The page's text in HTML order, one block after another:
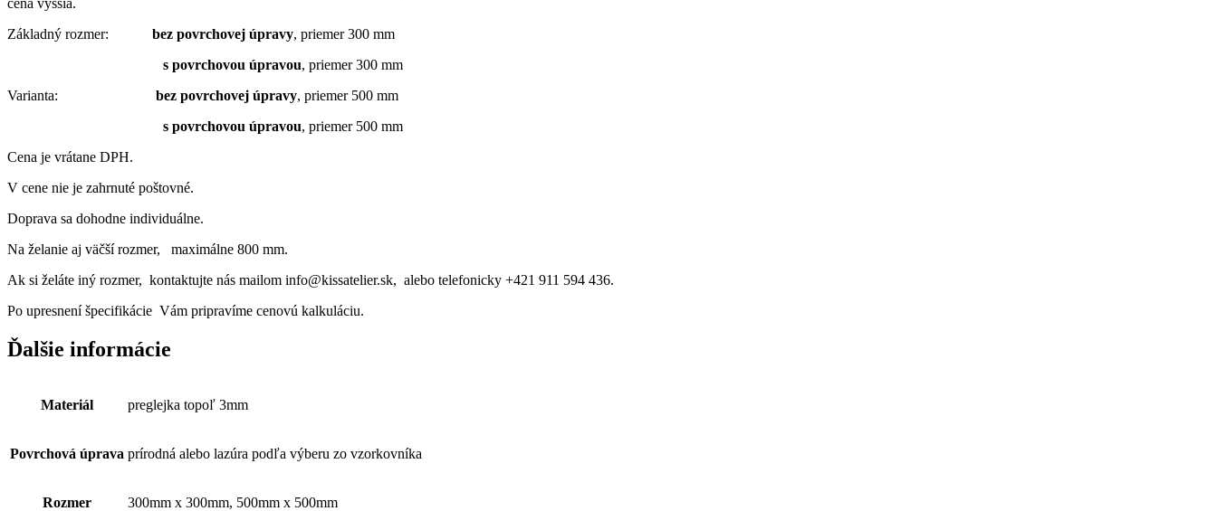
Základný rozmer: bez povrchovej úpravy, priemer 300 mm
s povrchovou úpravou, priemer 300 mm
Varianta: bez povrchovej úpravy, priemer 500 mm
s povrchovou úpravou, priemer 500 mm
Cena je vrátane DPH.
V cene nie je zahrnuté poštovné.
Doprava sa dohodne individuálne.
Na želanie aj väčší rozmer, maximálne 800 mm.
Ak si želáte iný rozmer, kontaktujte nás mailom info@kissatelier.sk, alebo telefonicky +421 911 594 436.
Po upresnení špecifikácie Vám pripravíme cenovú kalkuláciu.
Ďalšie informácie
Materiál preglejka topoľ 3mm
Povrchová úprava prírodná alebo lazúra podľa výberu zo vzorkovníka
Rozmer 300mm x 300mm, 500mm x 500mm